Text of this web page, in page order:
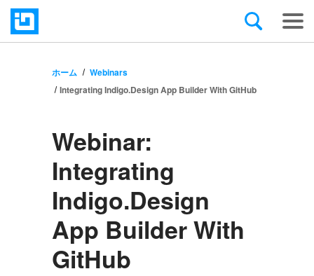
ホーム
Webinars
Integrating Indigo.Design App Builder With GitHub
Webinar:
Integrating
Indigo.Design
App Builder With
GitHub